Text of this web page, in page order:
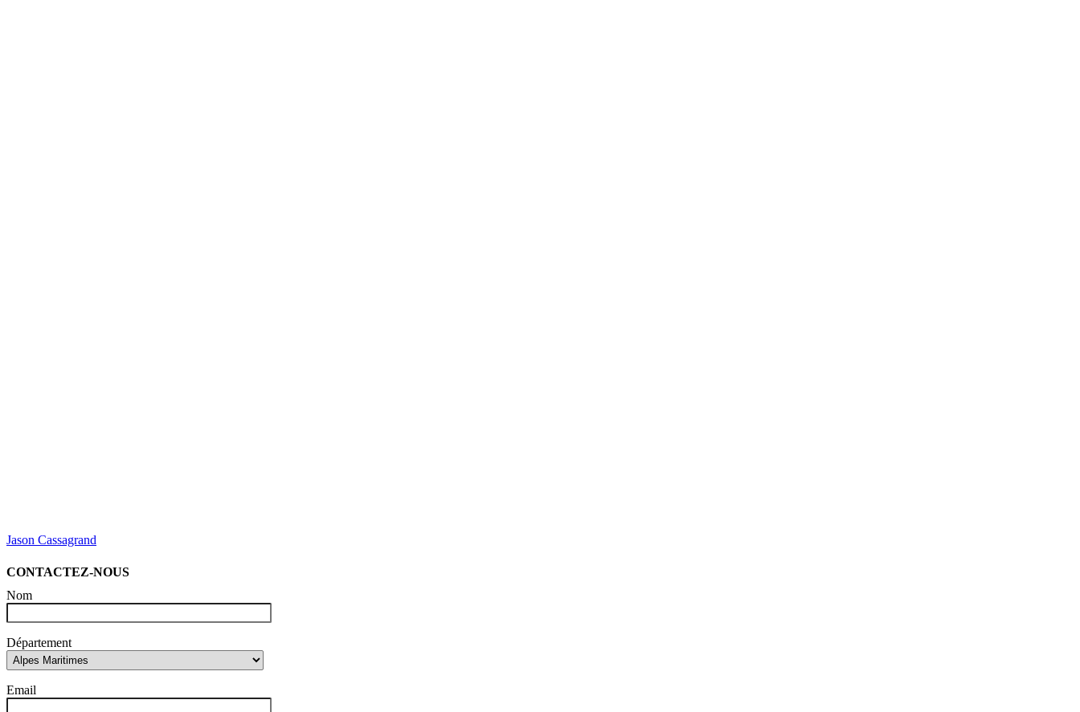
Jason Cassagrand
CONTACTEZ-NOUS
Nom
Département
Email